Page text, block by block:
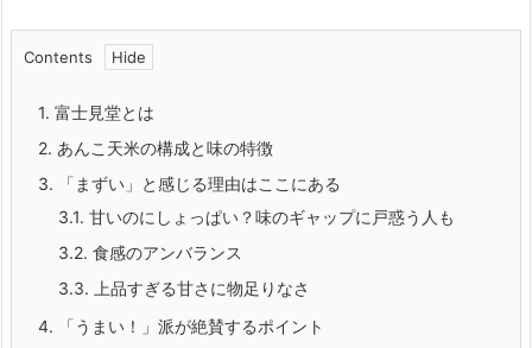
Contents
1. 富士見堂とは
2. あんこ天米の構成と味の特徴
3. 「まずい」と感じる理由はここにある
3.1. 甘いのにしょっぱい？味のギャップに戸惑う人も
3.2. 食感のアンバランス
3.3. 上品すぎる甘さに物足りなさ
4. 「うまい！」派が絶賛するポイント